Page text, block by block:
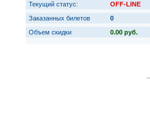
Текущий статус:
OFF-LINE
Заказанных билетов
0
Объем скидки
0.00 руб.